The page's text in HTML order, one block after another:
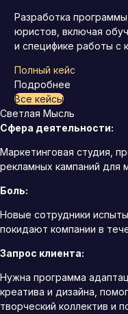
Разработка
юристов, включая
и специфике работы с
Полный кейс
Подробнее
Все кейсы
Светлая Мысль
Сфера деятельности:
Маркетинговая студия,
рекламных кампаний для
Боль:
Новые сотрудники
покидают компании в
Запрос клиента:
Нужна программа
креатива и дизайна,
творческий коллектив и